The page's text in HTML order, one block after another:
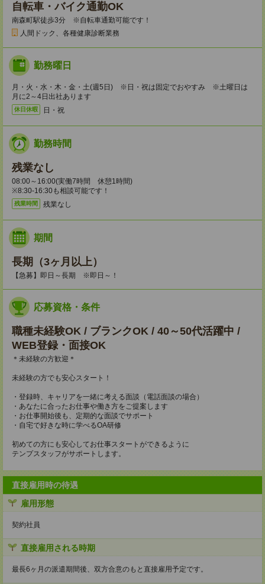
自転車・バイク通勤OK
南森町駅徒歩3分 ※自転車通勤可能です！
人間ドック、各種健康診断業務
勤務曜日
月・火・水・木・金・土(週5日) ※日・祝は固定でおやすみ ※土曜日は
月に2～4日出社あります
休日休暇 日・祝
勤務時間
残業なし
08:00～16:00(実働7時間 休憩1時間)
※8:30-16:30も相談可能です！
残業時間 残業なし
期間
長期（3ヶ月以上）
【急募】即日～長期 ※即日～！
応募資格・条件
職種未経験OK / ブランクOK / 40～50代活躍中 /
WEB登録・面接OK
＊未経験の方歓迎＊
未経験の方でも安心スタート！
・登録時、キャリアを一緒に考える面談（電話面談の場合）
・あなたに合ったお仕事や働き方をご提案します
・お仕事開始後も、定期的な面談でサポート
・自宅で好きな時に学べるOA研修
初めての方にも安心してお仕事スタートができるように
テンプスタッフがサポートします。
直接雇用時の待遇
雇用形態
契約社員
直接雇用される時期
最長6ヶ月の派遣期間後、双方合意のもと直接雇用予定です。